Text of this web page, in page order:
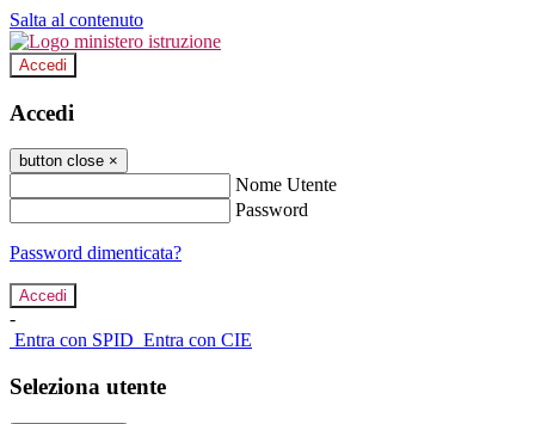
Salta al contenuto
Accedi
Accedi
button close ×
Nome Utente
Password
Password dimenticata?
-
Entra con SPID Entra con CIE
Seleziona utente